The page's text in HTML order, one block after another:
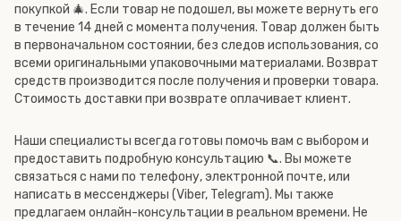
покупкой 🎄. Если товар не подошел, вы можете вернуть его
в течение 14 дней с момента получения. Товар должен быть
в первоначальном состоянии, без следов использования, со
всеми оригинальными упаковочными материалами. Возврат
средств производится после получения и проверки товара.
Стоимость доставки при возврате оплачивает клиент.
Наши специалисты всегда готовы помочь вам с выбором и
предоставить подробную консультацию 📞. Вы можете
связаться с нами по телефону, электронной почте, или
написать в мессенджеры (Viber, Telegram). Мы также
предлагаем онлайн-консультации в реальном времени. Не